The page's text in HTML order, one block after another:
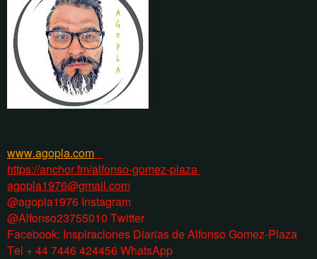
www.agopla.com
https://anchor.fm/alfonso-gomez-plaza
agopla1976@gmail.com
@agopla1976 Instagram
@Alfonso23755010 Twitter
Facebook: Inspiraciones Diarias de Alfonso Gomez-Plaza
Tel + 44 7446 424456 WhatsApp